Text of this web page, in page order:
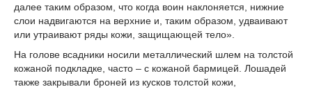
далее таким образом, что когда воин наклоняется, нижние
слои надвигаются на верхние и, таким образом, удваивают
или утраивают ряды кожи, защищающей тело».
На голове всадники носили металлический шлем на толстой
кожаной подкладке, часто – с кожаной бармицей. Лошадей
также закрывали броней из кусков толстой кожи,